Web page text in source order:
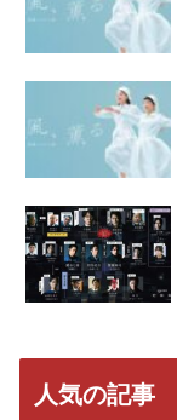
人気の記事